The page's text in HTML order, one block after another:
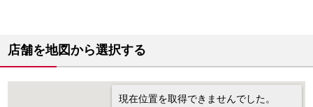
店舗を地図から選択する
現在位置を取得できませんでした。